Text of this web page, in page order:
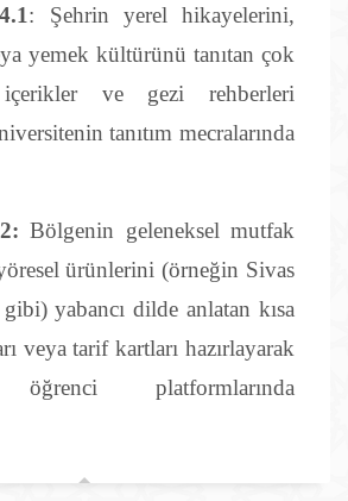
: Şehrin yerel hikayelerini,
yemek kültürünü tanıtan çok
ve gezi rehberleri
tanıtım mecralarında
Bölgenin geleneksel mutfak
ürünlerini (örneğin Sivas
yabancı dilde anlatan kısa
veya tarif kartları hazırlayarak
öğrenci platformlarında